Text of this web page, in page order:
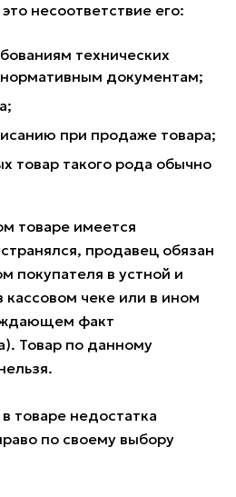
несоответствие его:
технических
документам;
при продаже товара;
товар такого рода обычно
товаре имеется
продавец обязан
покупателя в устной и
чеке или в ином
факт
Товар по данному
товаре недостатка
по своему выбору